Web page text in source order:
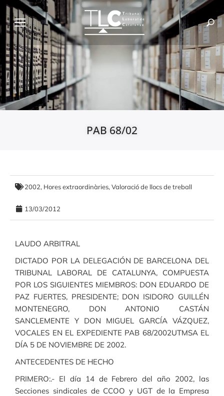
PAB 68/02
2002, Hores extraordinàries, Valoració de llocs de treball
13/03/2012
LAUDO ARBITRAL
DICTADO POR LA DELEGACIÓN DE BARCELONA DEL
TRIBUNAL LABORAL DE CATALUNYA, COMPUESTA
POR LOS SIGUIENTES MIEMBROS: DON EDUARDO DE
PAZ FUERTES, PRESIDENTE; DON ISIDORO GUILLÉN
MONTENEGRO, DON ANTONIO CASTÁN
SANCLEMENTE Y DON MIGUEL GARCÍA VÁZQUEZ,
VOCALES EN EL EXPEDIENTE PAB 68/2002UTMSA EL
DÍA 5 DE NOVIEMBRE DE 2002.
ANTECEDENTES DE HECHO
PRIMERO:.- El día 14 de Febrero del año 2002, las
Secciones sindicales de CCOO y UGT de la Empresa